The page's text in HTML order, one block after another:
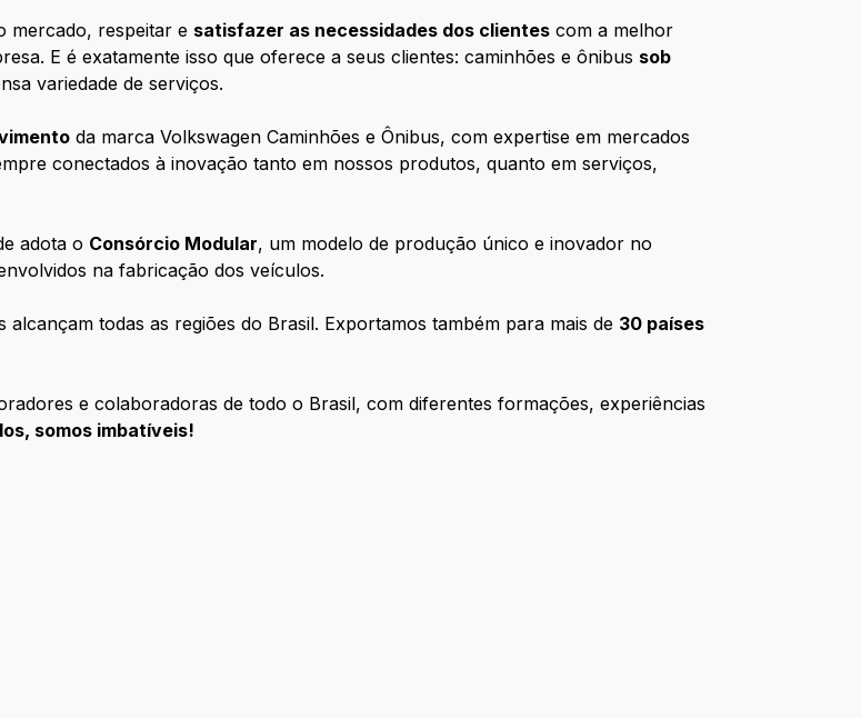
mercado, respeitar e satisfazer as necessidades dos clientes com a melhor
E é exatamente isso que oferece a seus clientes: caminhões e ônibus sob
variedade de serviços.
da marca Volkswagen Caminhões e Ônibus, com expertise em mercados
conectados à inovação tanto em nossos produtos, quanto em serviços,
adota o Consórcio Modular, um modelo de produção único e inovador no
na fabricação dos veículos.
alcançam todas as regiões do Brasil. Exportamos também para mais de 30 países
e colaboradoras de todo o Brasil, com diferentes formações, experiências
somos imbatíveis!